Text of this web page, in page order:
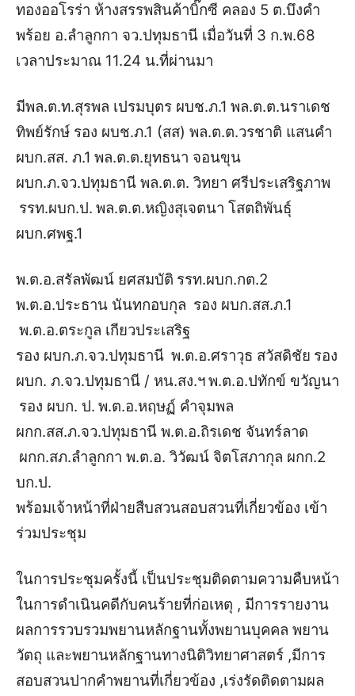
ทองออโรร่า ห้างสรรพสินค้าบิ๊กซี คลอง 5 ต.บึงคำ
พร้อย อ.ลำลูกกา จว.ปทุมธานี เมื่อวันที่ 3 ก.พ.68
เวลาประมาณ 11.24 น.ที่ผ่านมา
มีพล.ต.ท.สุรพล เปรมบุตร ผบช.ภ.1 พล.ต.ต.นราเดช
ทิพย์รักษ์ รอง ผบช.ภ.1 (สส) พล.ต.ต.วรชาติ แสนคำ
ผบก.สส. ภ.1 พล.ต.ต.ยุทธนา จอนขุน
ผบก.ภ.จว.ปทุมธานี พล.ต.ต. วิทยา ศรีประเสริฐภาพ
รรท.ผบก.ป. พล.ต.ต.หญิงสุเจตนา โสตถิพันธุ์
ผบก.ศพฐ.1
พ.ต.อ.สรัลพัฒน์ ยศสมบัติ รรท.ผบก.กต.2
พ.ต.อ.ประธาน นันทกอบกุล รอง ผบก.สส.ภ.1
พ.ต.อ.ตระกูล เกียวประเสริฐ
รอง ผบก.ภ.จว.ปทุมธานี พ.ต.อ.ศราวุธ สวัสดิชัย รอง
ผบก. ภ.จว.ปทุมธานี / หน.สง.ฯพ.ต.อ.ปทักข์ ขวัญนา
รอง ผบก. ป. พ.ต.อ.หฤษฏ์ คำจุมพล
ผกก.สส.ภ.จว.ปทุมธานี พ.ต.อ.ถิรเดช จันทร์ลาด
ผกก.สภ.ลำลูกกา พ.ต.อ. วิวัฒน์ จิตโสภากุล ผกก.2
บก.ป.
พร้อมเจ้าหน้าที่ฝ่ายสืบสวนสอบสวนที่เกี่ยวข้อง เข้า
ร่วมประชุม
ในการประชุมครั้งนี้ เป็นประชุมติดตามความคืบหน้า
ในการดำเนินคดีกับคนร้ายที่ก่อเหตุ , มีการรายงาน
ผลการรวบรวมพยานหลักฐานทั้งพยานบุคคล พยาน
วัตถุ และพยานหลักฐานทางนิติวิทยาศาสตร์ ,มีการ
สอบสวนปากคำพยานที่เกี่ยวข้อง ,เร่งรัดติดตามผล